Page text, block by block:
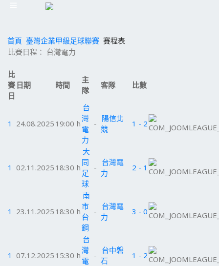
首頁 臺灣企業甲級足球聯賽 賽程表
比賽日程： 台灣電力
比
賽
日
日期 時間
主
隊
客隊 比數
1 24.08.2025 19:00 h
台
灣
電
力
-
陽信北
競
1 - 2
1 02.11.2025 18:30 h
大
同
足
球
-
台灣電
力
2 - 1
1 23.11.2025 18:30 h
南
市
台
鋼
-
台灣電
力
3 - 0
1 07.12.2025 15:30 h
台
灣
電
-
台中磐
石
1 - 2